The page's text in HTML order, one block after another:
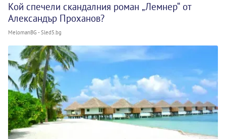
Кой спечели скандалния роман „Лемнер“ от
Александър Проханов?
MelomanBG - Sled5.bg